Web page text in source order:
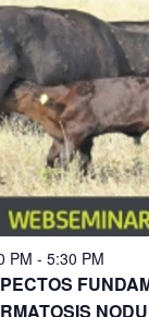
PM - 5:30 PM